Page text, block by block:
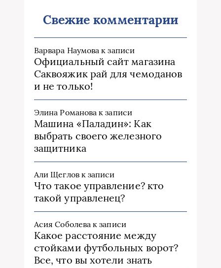
Свежие комментарии
Варвара Наумова к записи
Официальный сайт магазина
Саквояжик рай для чемоданов
и не только!
Элина Романова к записи
Машина «Паладин»: Как
выбрать своего железного
защитника
Али Щегловк записи
Что такое управление? кто
такой управленец?
Асия Соболева к записи
Какое расстояние между
стойками футбольных ворот?
Все, что вы хотели знать